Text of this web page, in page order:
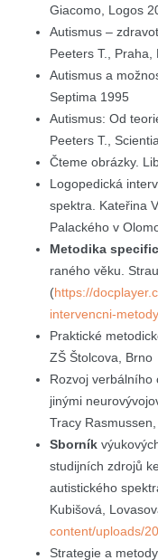
Giacomo, Logos
Autismus –
Peeters T., Praha,
Autismus a
Septima 1995
Autismus: Od
Peeters T.,
Čteme obrázky.
Logopedická
spektra. Kateřina
Palackého v
Metodika
raného věku.
(https://
intervencni-
Praktické
ZŠ Štolcova, Brno
Rozvoj verbálního
jinými
Tracy
Sborník
studijních zdrojů
autistického
Kubišová,
content/uploads/
Strategie a